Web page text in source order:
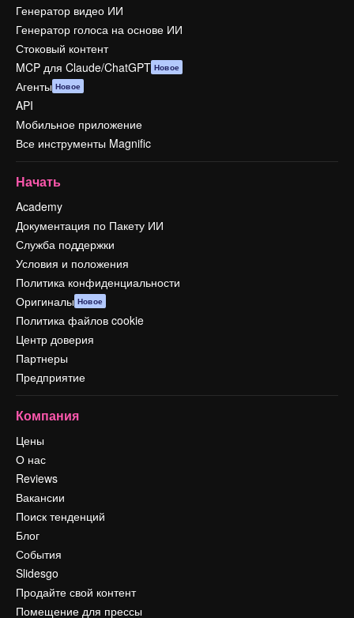
Генератор видео ИИ
Генератор голоса на основе ИИ
Стоковый контент
MCP для Claude/ChatGPT Новое
Агенты Новое
API
Мобильное приложение
Все инструменты Magnific
Начать
Academy
Документация по Пакету ИИ
Служба поддержки
Условия и положения
Политика конфиденциальности
Оригиналы Новое
Политика файлов cookie
Центр доверия
Партнеры
Предприятие
Компания
Цены
О нас
Reviews
Вакансии
Поиск тенденций
Блог
События
Slidesgo
Продайте свой контент
Помещение для прессы